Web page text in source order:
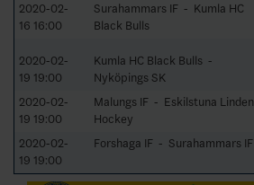
2020-02-
16 16:00
Surahammars IF - Kumla HC
Black Bulls
2020-02-
19 19:00
Kumla HC Black Bulls -
Nyköpings SK
2020-02-
19 19:00
Malungs IF - Eskilstuna Linden
Hockey
2020-02-
19 19:00
Forshaga IF - Surahammars IF